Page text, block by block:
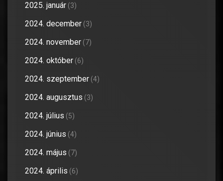
2025. január (3)
2024. december (3)
2024. november (7)
2024. október (6)
2024. szeptember (4)
2024. augusztus (3)
2024. július (5)
2024. június (4)
2024. május (7)
2024. április (6)